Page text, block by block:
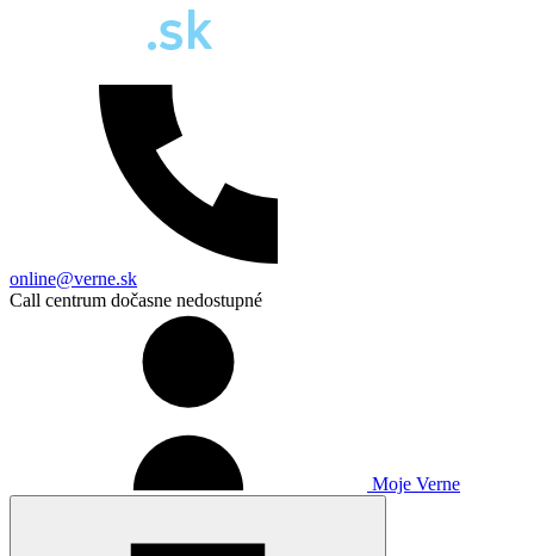
online@verne.sk
Call centrum dočasne nedostupné
Moje Verne